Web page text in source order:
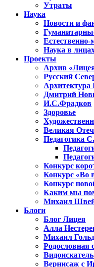
Утраты
Наука
Новости и
Естественно-
Наука в
Проекты
Архив
Русский
Архитектура
Дмитрий
И.С.Фрадков
Здоровье
Великая
Педагогика
Конкурс
Конкурс «Во
Конкурс
Каким мы
Михаил
Блоги
Блог Лицея
Алла
Михаил
Вернисаж с